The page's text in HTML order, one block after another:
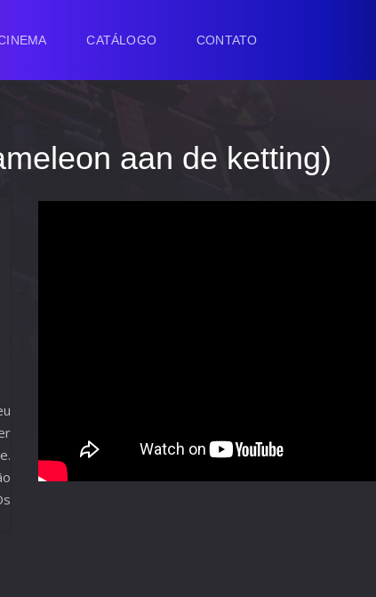
CATÁLOGO CONTATO
aan de ketting)